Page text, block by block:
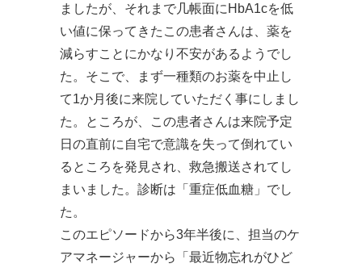
ましたが、それまで几帳面にHbA1cを低
い値に保ってきたこの患者さんは、薬を
減らすことにかなり不安があるようでし
た。そこで、まず一種類のお薬を中止し
て1か月後に来院していただく事にしまし
た。ところが、この患者さんは来院予定
日の直前に自宅で意識を失って倒れてい
るところを発見され、救急搬送されてし
まいました。診断は「重症低血糖」でし
た。
このエピソードから3年半後に、担当のケ
アマネージャーから「最近物忘れがひど